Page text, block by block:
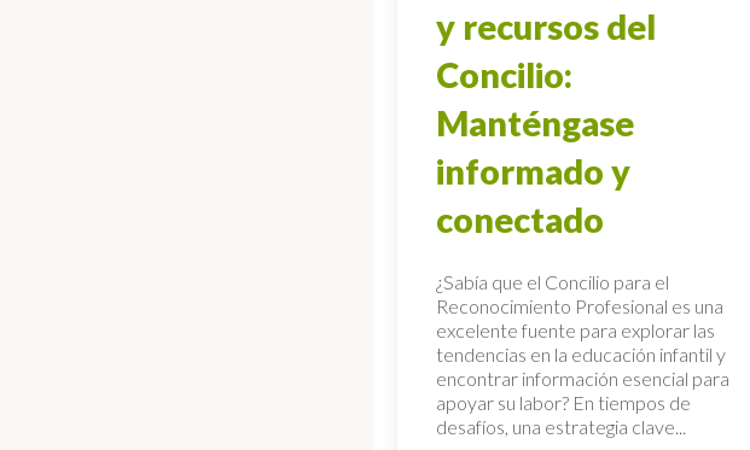
y recursos del
Concilio:
Manténgase
informado y
conectado
¿Sabía que el Concilio para el
Reconocimiento Profesional es una
excelente fuente para explorar las
tendencias en la educación infantil y
encontrar información esencial para
apoyar su labor? En tiempos de
desafíos, una estrategia clave...